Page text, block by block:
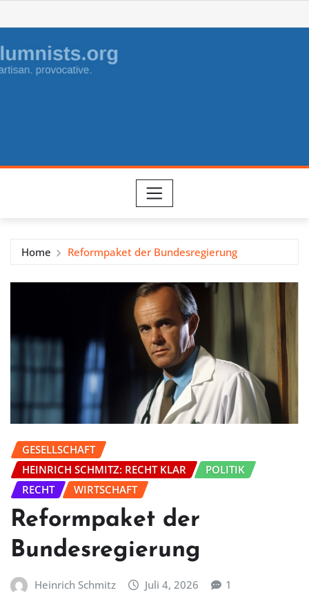
to
content
Home Reformpaket der Bundesregierung
GESELLSCHAFT
HEINRICH SCHMITZ: RECHT KLAR
POLITIK
RECHT
WIRTSCHAFT
Reformpaket der
Bundesregierung
Heinrich Schmitz Juli 4, 2026 1